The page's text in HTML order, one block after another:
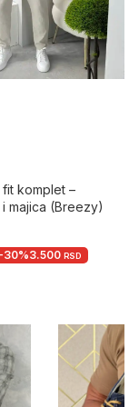
fit komplet –
majica (Breezy)
-30%3.500 RSD